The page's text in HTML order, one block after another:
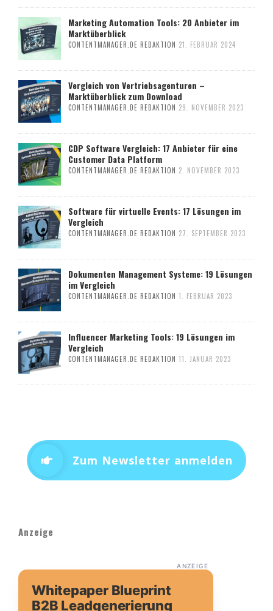
Marketing Automation Tools: 20 Anbieter im
Marktüberblick
CONTENTMANAGER.DE REDAKTION 21. FEBRUAR 2024
Vergleich von Vertriebsagenturen –
Marktüberblick zum Download
CONTENTMANAGER.DE REDAKTION 29. NOVEMBER 2023
CDP Software Vergleich: 17 Anbieter für eine
Customer Data Platform
CONTENTMANAGER.DE REDAKTION 2. NOVEMBER 2023
Software für virtuelle Events: 17 Lösungen im
Vergleich
CONTENTMANAGER.DE REDAKTION 27. SEPTEMBER 2023
Dokumenten Management Systeme: 19 Lösungen
im Vergleich
CONTENTMANAGER.DE REDAKTION 1. FEBRUAR 2023
Influencer Marketing Tools: 19 Lösungen im
Vergleich
CONTENTMANAGER.DE REDAKTION 11. JANUAR 2023
Zum Newsletter anmelden
Anzeige